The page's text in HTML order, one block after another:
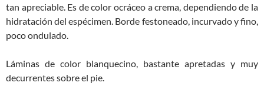
tan apreciable. Es de color ocráceo a crema, dependiendo de la
hidratación del espécimen. Borde festoneado, incurvado y fino,
poco ondulado.
Láminas de color blanquecino, bastante apretadas y muy
decurrentes sobre el pie.